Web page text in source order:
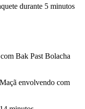
durante 5 minutos
Bak Past Bolacha
envolvendo com